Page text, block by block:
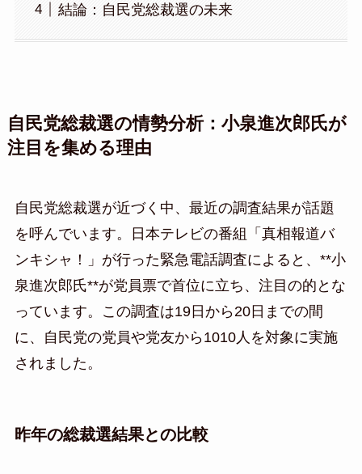
結論：自民党総裁選の未来
自民党総裁選の情勢分析：小泉進次郎氏が
注目を集める理由
自民党総裁選が近づく中、最近の調査結果が話題
を呼んでいます。日本テレビの番組「真相報道バ
ンキシャ！」が行った緊急電話調査によると、**小
泉進次郎氏**が党員票で首位に立ち、注目の的とな
っています。この調査は19日から20日までの間
に、自民党の党員や党友から1010人を対象に実施
されました。
昨年の総裁選結果との比較